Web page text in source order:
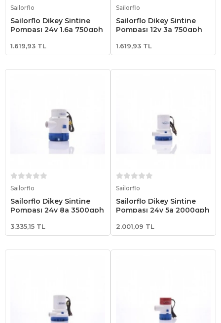
Sailorflo
Sailorflo Dikey Sintine
Pompası 24v 1.6a 750gph
1.619,93 TL
Sailorflo
Sailorflo Dikey Sintine
Pompası 12v 3a 750gph
1.619,93 TL
Sailorflo
Sailorflo Dikey Sintine
Pompası 24v 8a 3500gph
3.335,15 TL
Sailorflo
Sailorflo Dikey Sintine
Pompası 24v 5a 2000gph
2.001,09 TL